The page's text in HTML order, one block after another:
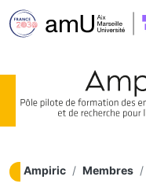
Ampiric Membres